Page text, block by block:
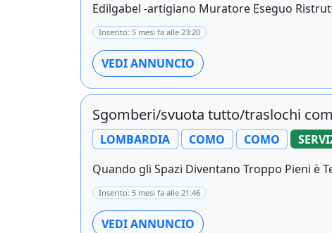
Edilgabel -artigiano Muratore Eseguo
Inserito: 5 mesi fa alle 23:20
VEDI ANNUNCIO
Sgomberi/svuota tutto/traslochi
LOMBARDIA COMO COMO
Quando gli Spazi Diventano Troppo Pieni è
Inserito: 5 mesi fa alle 21:46
VEDI ANNUNCIO